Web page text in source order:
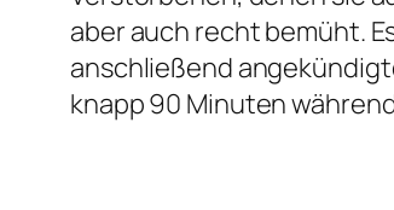
aber auch recht bemüht.
anschließend
knapp 90 Minuten